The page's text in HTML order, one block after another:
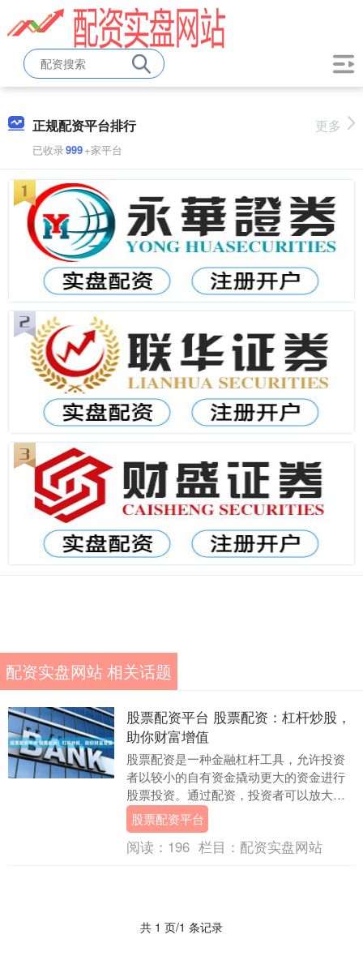
正规配资平台排行
已收录999+家平台
更多
配资实盘网站 相关话题
股票配资平台 股票配资：杠杆炒股，
助你财富增值
股票配资是一种金融杠杆工具，允许投资
者以较小的自有资金撬动更大的资金进行
股票投资。通过配资，投资者可以放大收
益，但同时也增加了风险。 * **正规合规：
**持有....
股票配资平台
阅读： 196 栏目： 配资实盘网站
共 1 页/1 条记录